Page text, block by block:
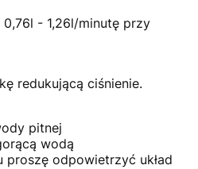
- 1,26l/minutę przy
redukującą ciśnienie.
pitnej
wodą
odpowietrzyć układ